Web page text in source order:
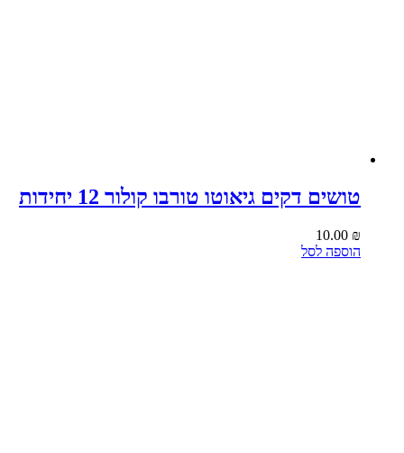
טושים דקים גיאוטו טורבו קולור 12 יחידות
10.00 ₪
הוספה לסל